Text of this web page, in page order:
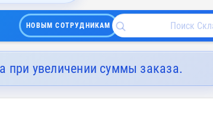
НОВЫМ СОТРУДНИКАМ
при увеличении суммы заказа.